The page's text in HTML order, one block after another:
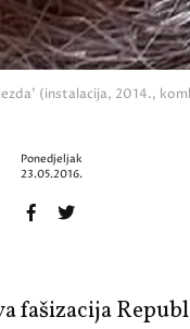
(instalacija, 2014.,
Ponedjeljak
23.05.2016.
fašizacija